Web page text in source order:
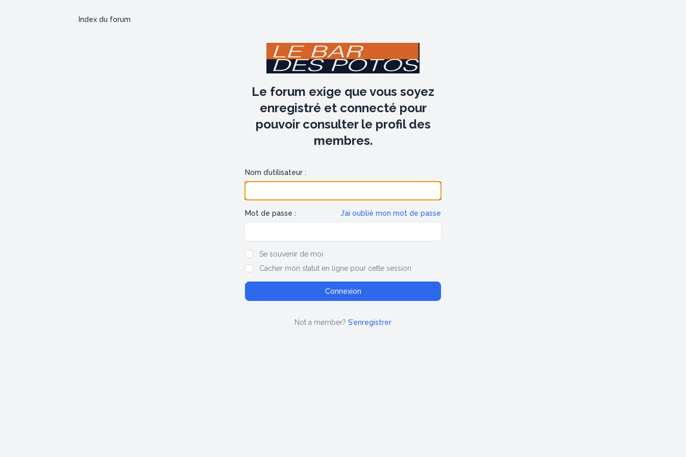
Index du forum
Le forum exige que vous soyez
enregistré et connecté pour
pouvoir consulter le profil des
membres.
Nom d’utilisateur :
Mot de passe : J’ai oublié mon mot de passe
Se souvenir de moi
Cacher mon statut en ligne pour cette session
Not a member? S’enregistrer